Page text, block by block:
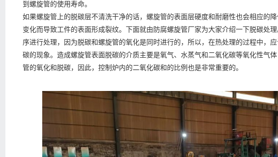
到螺旋管的使用寿命。
如果螺旋管上的脱碳层不清洗干净的话，螺旋管的表面层硬度和耐磨性也会相应的
变化而导致工件的表面形成裂纹。下面就由防腐螺旋管厂家为大家介绍一下脱碳处
序进行处理，因为脱碳和螺旋管的氧化是同时进行的，所以，在热处理的过程中，
碳的现象。造成螺旋管表面脱碳的介质主要是氧气、水蒸气和二氧化碳等氧化性气
管的氧化和脱碳，因此，控制炉内的二氧化碳和的比例也是非常重要的。